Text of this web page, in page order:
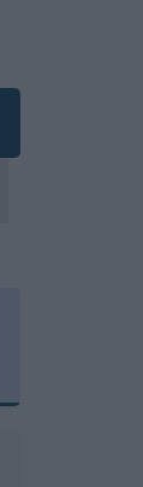
Κώστας